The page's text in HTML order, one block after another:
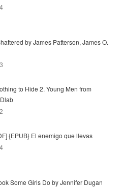
by James Patterson, James O.
to Hide 2. Young Men from
{EPUB} El enemigo que llevas
Some Girls Do by Jennifer Dugan